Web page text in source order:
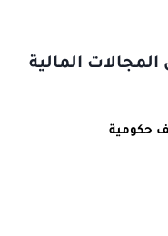
المالية
حكومية